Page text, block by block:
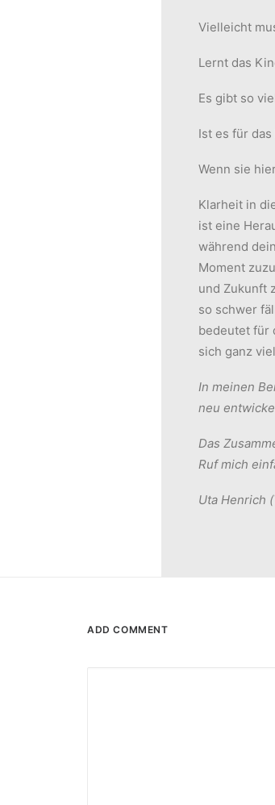
Vielleicht
Lernt das
Es gibt so
Ist es für
Wenn sie
Klarheit in
ist eine
während
Moment
und Zukunft
so schwer
bedeutet für
sich ganz
In meinen
neu
Das
Ruf mich
Uta Henrich
ADD COMMENT